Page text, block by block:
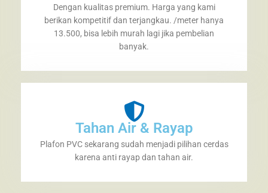
Dengan kualitas premium. Harga yang kami
berikan kompetitif dan terjangkau. /meter hanya
13.500, bisa lebih murah lagi jika pembelian
banyak.
Tahan Air & Rayap
Plafon PVC sekarang sudah menjadi pilihan cerdas
karena anti rayap dan tahan air.